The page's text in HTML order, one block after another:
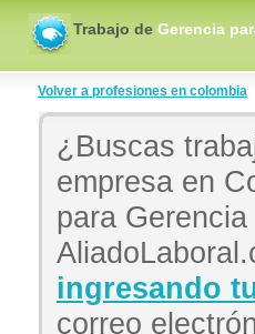
Trabajo de Gerencia
Volver a profesiones en colombia
¿Buscas
empresa en
para
ingresando
correo